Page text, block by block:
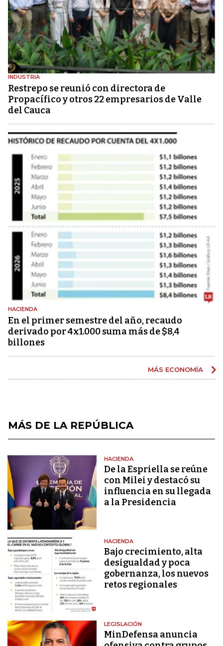
INDUSTRIA
Restrepo se reunió con directora de
Propacífico y otros 22 empresarios de Valle
del Cauca
HACIENDA
En el primer semestre del año, recaudo
derivado por 4x1.000 suma más de $8,4
billones
MÁS ECONOMÍA
MÁS DE LA REPÚBLICA
HACIENDA
De la Espriella se reúne
con Milei y destacó su
influencia en su llegada
a la Presidencia
HACIENDA
Bajo crecimiento, alta
desigualdad y poca
gobernanza, los nuevos
retos regionales
LEGISLACIÓN
MinDefensa anuncia